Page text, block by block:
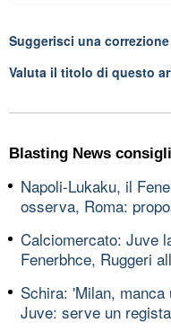
Suggerisci una correzione
Valuta il titolo di questo
Blasting News
Napoli-Lukaku, il
osserva, Roma:
Calciomercato: Juve
Fenerbhce, Ruggeri
Schira: 'Milan,
Juve: serve un